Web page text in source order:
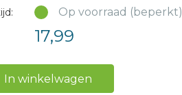
Op voorraad (beperkt)
17,99
In winkelwagen